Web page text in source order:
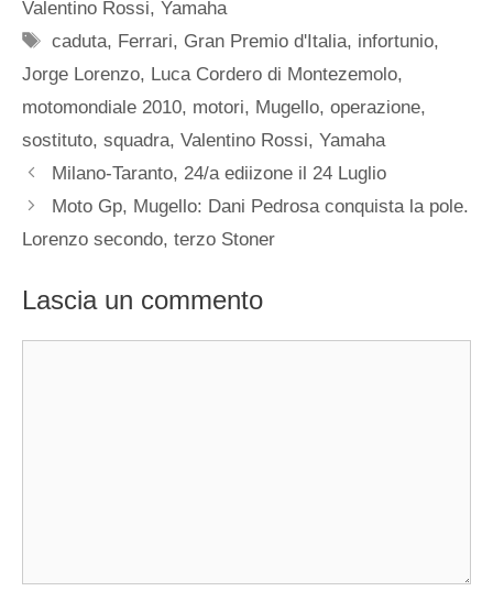
Valentino Rossi, Yamaha
Tag
caduta, Ferrari, Gran Premio d'Italia, infortunio,
Jorge Lorenzo, Luca Cordero di Montezemolo,
motomondiale 2010, motori, Mugello, operazione,
sostituto, squadra, Valentino Rossi, Yamaha
Milano-Taranto, 24/a ediizone il 24 Luglio
Moto Gp, Mugello: Dani Pedrosa conquista la pole.
Lorenzo secondo, terzo Stoner
Lascia un commento